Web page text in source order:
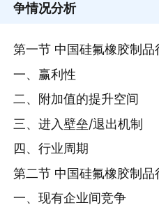
争情况分析
第一节 中国硅氟橡胶制
一、赢利性
二、附加值的提升空间
三、进入壁垒/退出机制
四、行业周期
第二节 中国硅氟橡胶制
一、现有企业间竞争